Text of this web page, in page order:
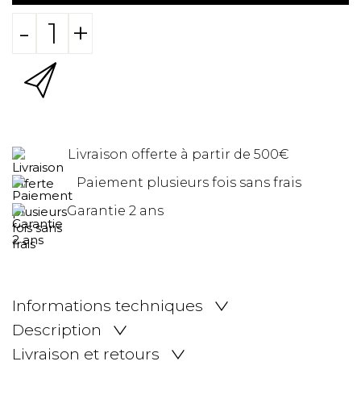
- +
Livraison offerte à partir de 500€
Paiement plusieurs fois sans frais
Garantie 2 ans
Informations techniques
Description
Livraison et retours